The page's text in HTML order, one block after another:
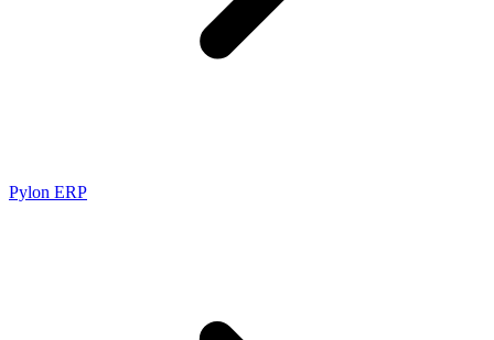
Pylon ERP